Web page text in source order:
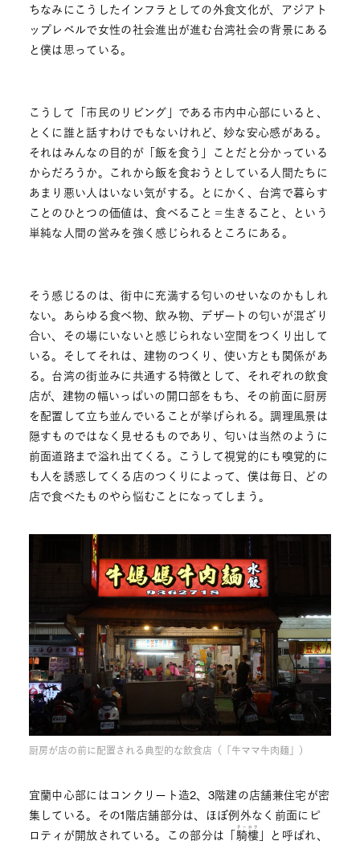
ちなみにこうしたインフラとしての外食文化が、アジアト
ップレベルで女性の社会進出が進む台湾社会の背景にある
と僕は思っている。
こうして「市民のリビング」である市内中心部にいると、
とくに誰と話すわけでもないけれど、妙な安心感がある。
それはみんなの目的が「飯を食う」ことだと分かっている
からだろうか。これから飯を食おうとしている人間たちに
あまり悪い人はいない気がする。とにかく、台湾で暮らす
ことのひとつの価値は、食べること＝生きること、という
単純な人間の営みを強く感じられるところにある。
そう感じるのは、街中に充満する匂いのせいなのかもしれ
ない。あらゆる食べ物、飲み物、デザートの匂いが混ざり
合い、その場にいないと感じられない空間をつくり出して
いる。そしてそれは、建物のつくり、使い方とも関係があ
る。台湾の街並みに共通する特徴として、それぞれの飲食
店が、建物の幅いっぱいの開口部をもち、その前面に厨房
を配置して立ち並んでいることが挙げられる。調理風景は
隠すものではなく見せるものであり、匂いは当然のように
前面道路まで溢れ出てくる。こうして視覚的にも嗅覚的に
も人を誘惑してくる店のつくりによって、僕は毎日、どの
店で食べたものやら悩むことになってしまう。
厨房が店の前に配置される典型的な飲食店（「牛ママ牛肉麺」）
宜蘭中心部にはコンクリート造2、3階建の店舗兼住宅が密
集している。その1階店舗部分は、ほぼ例外なく前面にピ
ロティが開放されている。この部分は「 騎樓
チーロウ
」と呼ばれ、